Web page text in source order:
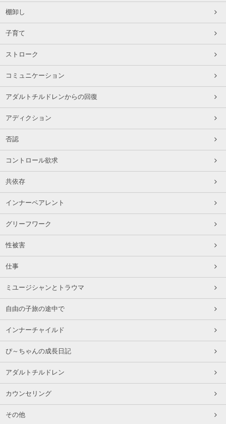
棚卸し
子育て
ストローク
コミュニケーション
アダルトチルドレンからの回復
アディクション
否認
コントロール欲求
共依存
インナーペアレント
グリーフワーク
性被害
仕事
ミユージシャンとトラウマ
自由の子旅の途中で
インナーチャイルド
ぴ～ちゃんの成長日記
アダルトチルドレン
カウンセリング
その他